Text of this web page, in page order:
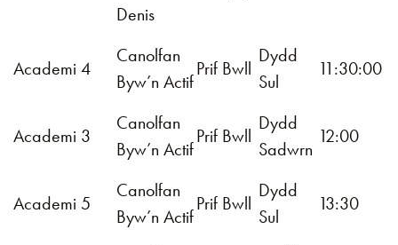
Denis
Academi 4
Canolfan
Byw’n Actif
Prif Bwll
Dydd
Sul
11:30:00
Academi 3
Canolfan
Byw’n Actif
Prif Bwll
Dydd
Sadwrn
12:00
Academi 5
Canolfan
Byw’n Actif
Prif Bwll
Dydd
Sul
13:30